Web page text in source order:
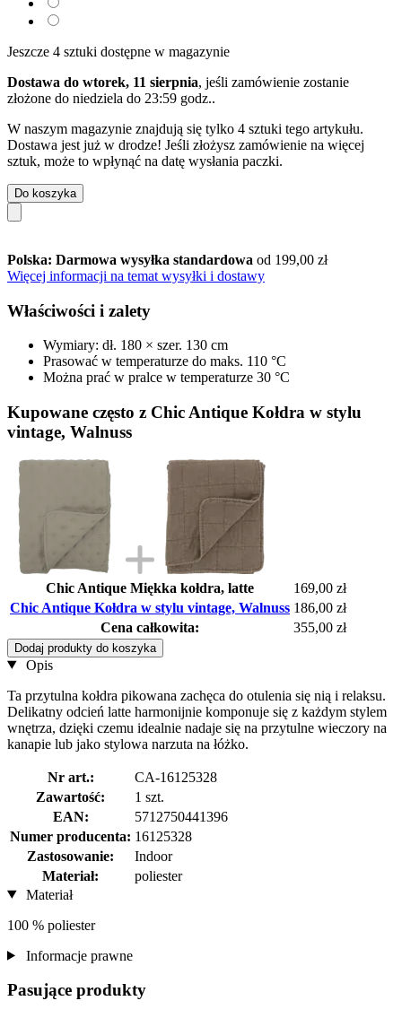
Jeszcze 4 sztuki dostępne w magazynie
Dostawa do wtorek, 11 sierpnia, jeśli zamówienie zostanie
złożone do niedziela do 23:59 godz..
W naszym magazynie znajdują się tylko 4 sztuki tego artykułu.
Dostawa jest już w drodze! Jeśli złożysz zamówienie na więcej
sztuk, może to wpłynąć na datę wysłania paczki.
Do koszyka
Polska: Darmowa wysyłka standardowa od 199,00 zł
Więcej informacji na temat wysyłki i dostawy
Właściwości i zalety
Wymiary: dł. 180 × szer. 130 cm
Prasować w temperaturze do maks. 110 °C
Można prać w pralce w temperaturze 30 °C
Kupowane często z Chic Antique Kołdra w stylu
vintage, Walnuss
Chic Antique Miękka kołdra, latte
169,00 zł
Chic Antique Kołdra w stylu vintage, Walnuss 186,00 zł
Cena całkowita:
355,00 zł
Dodaj produkty do koszyka
Opis
Ta przytulna kołdra pikowana zachęca do otulenia się nią i relaksu.
Delikatny odcień latte harmonijnie komponuje się z każdym stylem
wnętrza, dzięki czemu idealnie nadaje się na przytulne wieczory na
kanapie lub jako stylowa narzuta na łóżko.
Nr art.:
CA-16125328
Zawartość:
1 szt.
EAN:
5712750441396
Numer producenta: 16125328
Zastosowanie:
Indoor
Materiał:
poliester
Materiał
100 % poliester
Informacje prawne
Pasujące produkty